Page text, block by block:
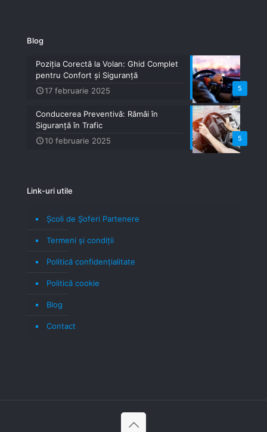
Blog
5
Poziția Corectă la Volan: Ghid Complet
pentru Confort și Siguranță
17 februarie 2025
5
Conducerea Preventivă: Rămâi în
Siguranță în Trafic
10 februarie 2025
Link-uri utile
Școli de Șoferi Partenere
Termeni şi condiţii
Politică confidenţialitate
Politică cookie
Blog
Contact